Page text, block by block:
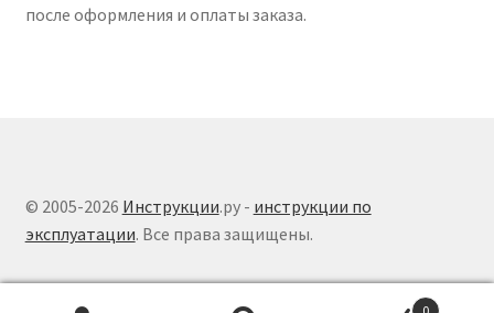
после оформления и оплаты заказа.
© 2005-2026 Инструкции.ру - инструкции по
эксплуатации. Все права защищены.